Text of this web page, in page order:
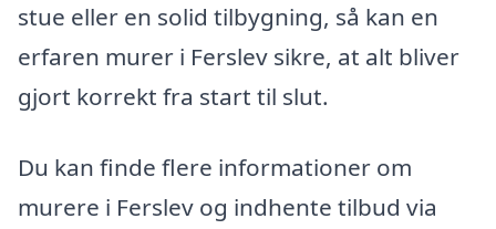
stue eller en solid tilbygning, så kan en
erfaren murer i Ferslev sikre, at alt bliver
gjort korrekt fra start til slut.
Du kan finde flere informationer om
murere i Ferslev og indhente tilbud via